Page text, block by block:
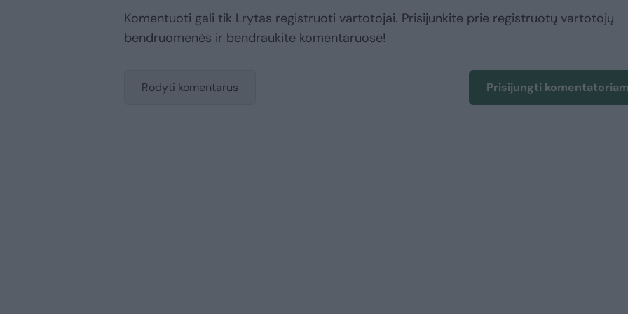
Komentuoti gali tik Lrytas registruoti vartotojai. Prisijunkite prie registruotų vartotojų
bendruomenės ir bendraukite komentaruose!
Rodyti komentarus Prisijungti